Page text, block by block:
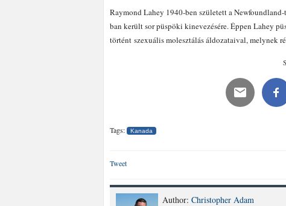
Raymond Lahey 1940-ben született a
ban került sor püspöki kinevezésére. Éppen Lahey
történt szexuális molesztálás áldozataival, melynek
Tags: Kanada
Tweet
Author: Christopher Adam